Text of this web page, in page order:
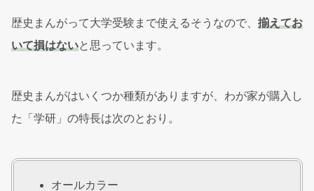
歴史まんがって大学受験まで使えるそうなので、 揃えてお
いて損はないと思っています。
歴史まんがはいくつか種類がありますが、わが家が購入し
た「学研」の特長は次のとおり。
オールカラー